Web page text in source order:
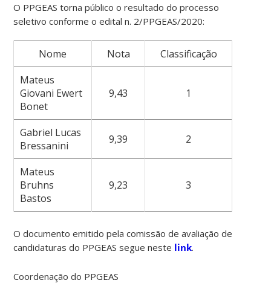
O PPGEAS torna público o resultado do processo
seletivo conforme o edital n. 2/PPGEAS/2020:
Nome Nota
Classificação
Mateus
Giovani Ewert
Bonet
9,43 1
Gabriel Lucas
Bressanini
9,39 2
Mateus
Bruhns
Bastos
9,23 3
O documento emitido pela comissão de avaliação de
candidaturas do PPGEAS segue neste link.
Coordenação do PPGEAS